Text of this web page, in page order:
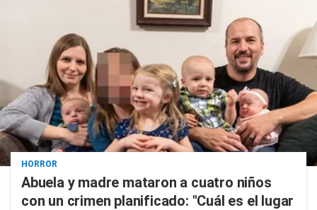
HORROR
Abuela y madre mataron a cuatro niños
con un crimen planificado: "Cuál es el lugar